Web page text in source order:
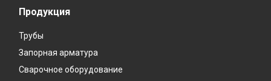
Продукция
Трубы
Запорная арматура
Сварочное оборудование